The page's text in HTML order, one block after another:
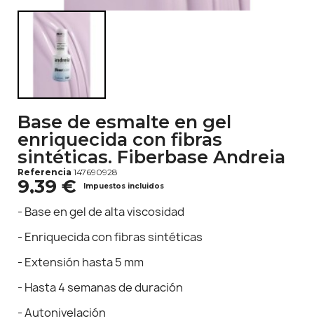
Base de esmalte en gel
enriquecida con fibras
sintéticas. Fiberbase Andreia
Referencia 147690928
9,39 € Impuestos incluidos
- Base en gel de alta viscosidad
- Enriquecida con fibras sintéticas
- Extensión hasta 5 mm
- Hasta 4 semanas de duración
- Autonivelación